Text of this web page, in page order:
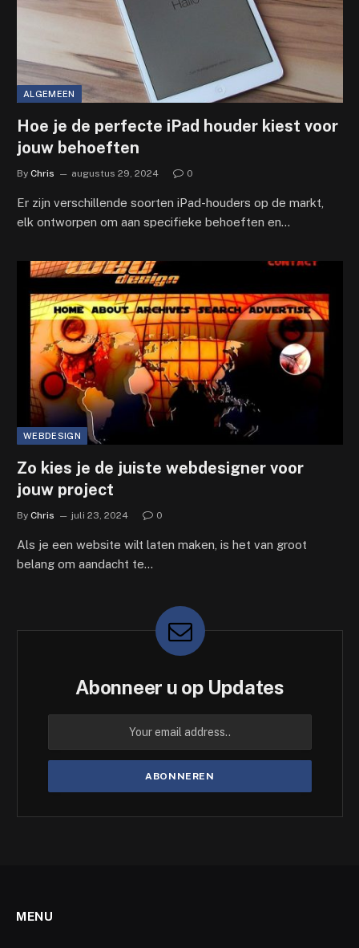
ALGEMEEN
Hoe je de perfecte iPad houder kiest voor
jouw behoeften
By Chris augustus 29, 2024 0
Er zijn verschillende soorten iPad-houders op de markt,
elk ontworpen om aan specifieke behoeften en…
WEBDESIGN
Zo kies je de juiste webdesigner voor
jouw project
By Chris juli 23, 2024 0
Als je een website wilt laten maken, is het van groot
belang om aandacht te…
Abonneer u op Updates
MENU